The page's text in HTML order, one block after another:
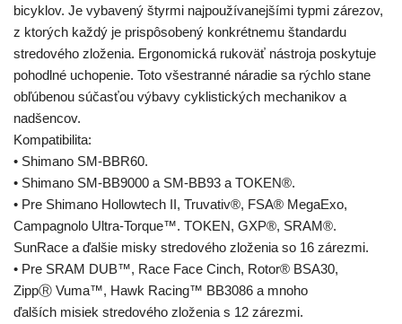
bicyklov. Je vybavený štyrmi najpoužívanejšími typmi zárezov,
z ktorých každý je prispôsobený konkrétnemu štandardu
stredového zloženia. Ergonomická rukoväť nástroja poskytuje
pohodlné uchopenie. Toto všestranné náradie sa rýchlo stane
obľúbenou súčasťou výbavy cyklistických mechanikov a
nadšencov.
Kompatibilita:
• Shimano SM-BBR60.
• Shimano SM-BB9000 a SM-BB93 a TOKEN®.
• Pre Shimano Hollowtech II, Truvativ®, FSA® MegaExo,
Campagnolo Ultra-Torque™. TOKEN, GXP®, SRAM®.
SunRace a ďalšie misky stredového zloženia so 16 zárezmi.
• Pre SRAM DUB™, Race Face Cinch, Rotor® BSA30,
ZippⓇ Vuma™, Hawk Racing™ BB3086 a mnoho
ďalších misiek stredového zloženia s 12 zárezmi.